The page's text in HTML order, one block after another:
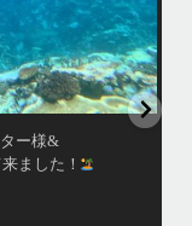
ー様&
ました！